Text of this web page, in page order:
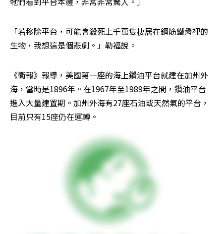
「若移除平台，可能會殺死上千萬隻棲居在鋼筋鐵骨裡的
生物，我想這是個悲劇。」勒福說。
《衛報》報導，美國第一座的海上鑽油平台就建在加州外
海，當時是1896年。在1967年至1989年之間，鑽油平台
進入大量建置期。加州外海有27座石油或天然氣的平台，
目前只有15座仍在運轉。